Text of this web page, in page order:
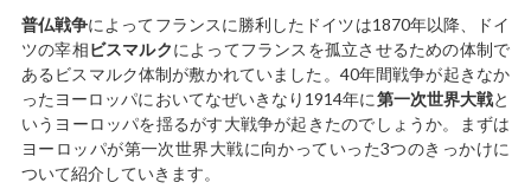
普仏戦争によってフランスに勝利したドイツは1870年以降、ドイ
ツの宰相ビスマルクによってフランスを孤立させるための体制で
あるビスマルク体制が敷かれていました。40年間戦争が起きなか
ったヨーロッパにおいてなぜいきなり1914年に第一次世界大戦と
いうヨーロッパを揺るがす大戦争が起きたのでしょうか。まずは
ヨーロッパが第一次世界大戦に向かっていった3つのきっかけに
ついて紹介していきます。